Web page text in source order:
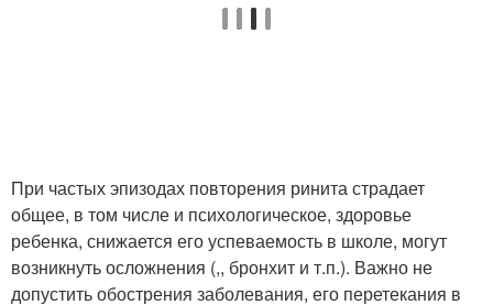
При частых эпизодах повторения ринита страдает
общее, в том числе и психологическое, здоровье
ребенка, снижается его успеваемость в школе, могут
возникнуть осложнения (,, бронхит и т.п.). Важно не
допустить обострения заболевания, его перетекания в